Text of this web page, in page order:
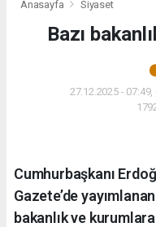
Anasayfa Siyaset
Bazı
27.12.2025 -
Cumhurbaşkanı
Gazete’de
bakanlık ve